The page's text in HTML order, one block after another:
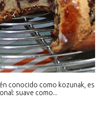
conocido como kozunak, es
suave como...